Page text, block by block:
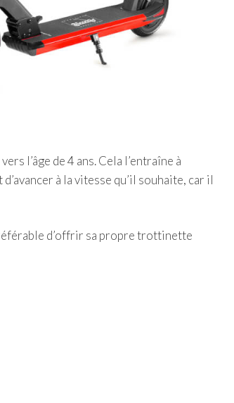
l’âge de 4 ans. Cela l’entraîne à
à la vitesse qu’il souhaite, car il
d’offrir sa propre trottinette